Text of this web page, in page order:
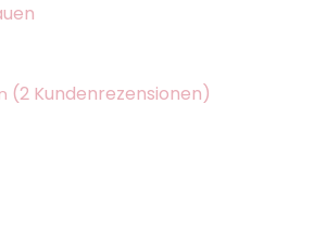
(2Kundenrezensionen)